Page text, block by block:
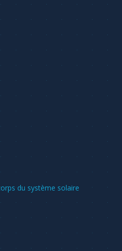
du système solaire